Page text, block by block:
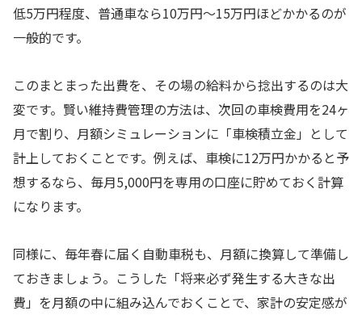
低5万円程度、普通車なら10万円〜15万円ほどかかるのが
一般的です。
このまとまった出費を、その場の給料から捻出するのは大
変です。賢い維持費管理の方法は、次回の車検費用を24ヶ
月で割り、月額シミュレーションに「車検積立金」として
計上しておくことです。例えば、車検に12万円かかると予
想するなら、毎月5,000円を専用の口座に貯めておく計算
になります。
同様に、毎年春に届く自動車税も、月額に換算して準備し
ておきましょう。こうした「将来必ず発生する大きな出
費」を月額の中に組み込んでおくことで、家計の安定感が